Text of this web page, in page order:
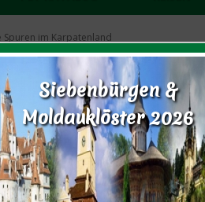
Siebenbürgen &
Moldauklöster 2026
Spuren im Karpatenland
IM